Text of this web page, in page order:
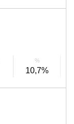
%
10,7%